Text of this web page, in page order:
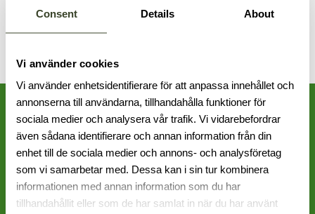
Consent Details About
Vi använder cookies
Vi använder enhetsidentifierare för att anpassa innehållet och
annonserna till användarna, tillhandahålla funktioner för
sociala medier och analysera vår trafik. Vi vidarebefordrar
även sådana identifierare och annan information från din
enhet till de sociala medier och annons- och analysföretag
som vi samarbetar med. Dessa kan i sin tur kombinera
informationen med annan information som du har
tillhandahållit eller som de har samlat in när du har använt
Frölunda: 031 - 456 000
Sundbyberg: 08 - 651 17 70
info@hembiobutiken.se
Frölunda